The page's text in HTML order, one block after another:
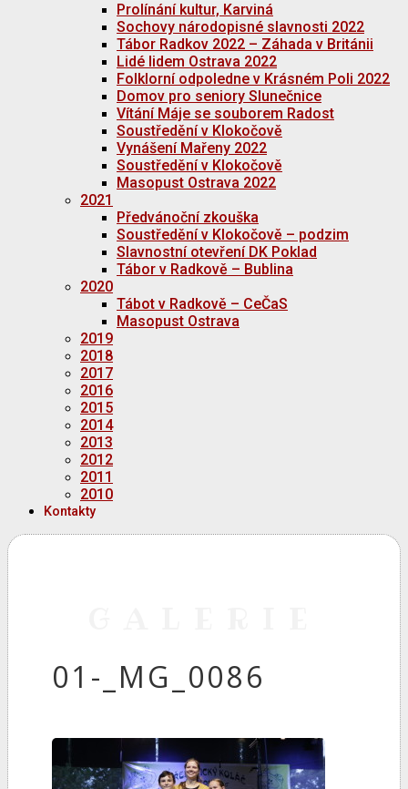
Prolínání kultur, Karviná
Sochovy národopisné slavnosti 2022
Tábor Radkov 2022 – Záhada v Británii
Lidé lidem Ostrava 2022
Folklorní odpoledne v Krásném Poli 2022
Domov pro seniory Slunečnice
Vítání Máje se souborem Radost
Soustředění v Klokočově
Vynášení Mařeny 2022
Soustředění v Klokočově
Masopust Ostrava 2022
2021
Předvánoční zkouška
Soustředění v Klokočově – podzim
Slavnostní otevření DK Poklad
Tábor v Radkově – Bublina
2020
Tábot v Radkově – CeČaS
Masopust Ostrava
2019
2018
2017
2016
2015
2014
2013
2012
2011
2010
Kontakty
01-_MG_0086